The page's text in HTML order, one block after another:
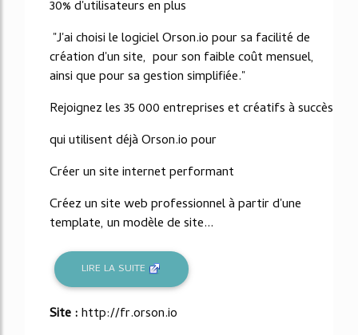
30% d'utilisateurs en plus
"J'ai choisi le logiciel Orson.io pour sa facilité de
création d'un site, pour son faible coût mensuel,
ainsi que pour sa gestion simplifiée."
Rejoignez les 35 000 entreprises et créatifs à succès
qui utilisent déjà Orson.io pour
Créer un site internet performant
Créez un site web professionnel à partir d'une
template, un modèle de site...
LIRE LA SUITE
Site :http://fr.orson.io